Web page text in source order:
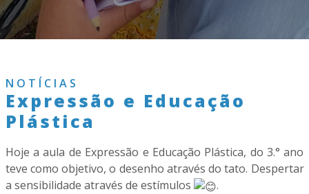
NOTÍCIAS
Expressão e Educação
Plástica
Hoje a aula de Expressão e Educação Plástica, do 3.° ano
teve como objetivo, o desenho através do tato. Despertar
a sensibilidade através de estímulos
.